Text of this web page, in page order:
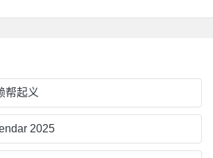
帮起义
2025